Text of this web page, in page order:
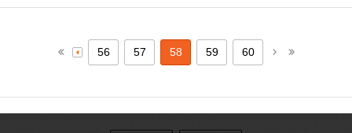
56 57 58 59 60